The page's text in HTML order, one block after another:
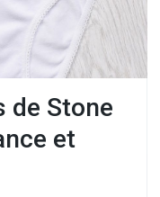
de Stone
et